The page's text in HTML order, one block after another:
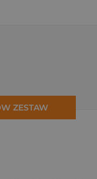
ZESTAW